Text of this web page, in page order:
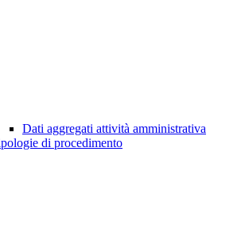
Dati aggregati attività amministrativa
di procedimento